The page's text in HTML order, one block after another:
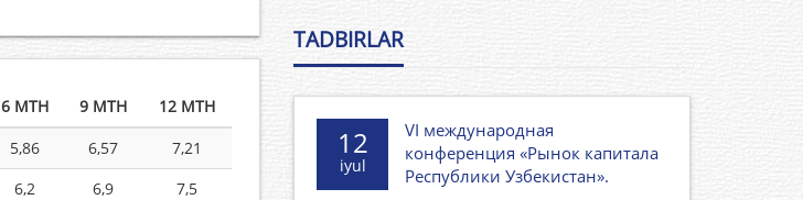
6 MTH 9 MTH
12 MTH
5,86 6,57
7,21
6,2 6,9
7,5
TADBIRLAR
12
iyul
VI международная
конференция «Рынок капитала
Республики Узбекистан».